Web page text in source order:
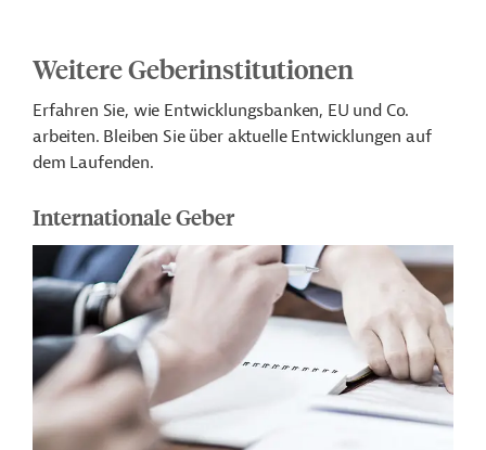
Weitere Geberinstitutionen
Erfahren Sie, wie Entwicklungsbanken, EU und Co.
arbeiten. Bleiben Sie über aktuelle Entwicklungen auf
dem Laufenden.
Internationale Geber